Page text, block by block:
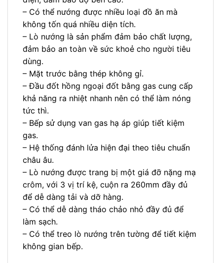
– Có thể nướng được nhiều loại đồ ăn mà
không tốn quá nhiều diện tích.
– Lò nướng là sản phẩm đảm bảo chất lượng,
đảm bảo an toàn về sức khoẻ cho người tiêu
dùng.
– Mặt trước bằng thép không gỉ.
– Đầu đốt hồng ngoại đốt bằng gas cung cấp
khả năng ra nhiệt nhanh nên có thể làm nóng
tức thì.
– Bếp sử dụng van gas hạ áp giúp tiết kiệm
gas.
– Hệ thống đánh lửa hiện đại theo tiêu chuẩn
châu âu.
– Lò nướng được trang bị một giá đỡ nặng mạ
crôm, với 3 vị trí kệ, cuộn ra 260mm đầy đủ
để dễ dàng tải và dỡ hàng.
– Có thể dễ dàng tháo chảo nhỏ đầy đủ để
làm sạch.
– Có thể treo lò nướng trên tường để tiết kiệm
không gian bếp.